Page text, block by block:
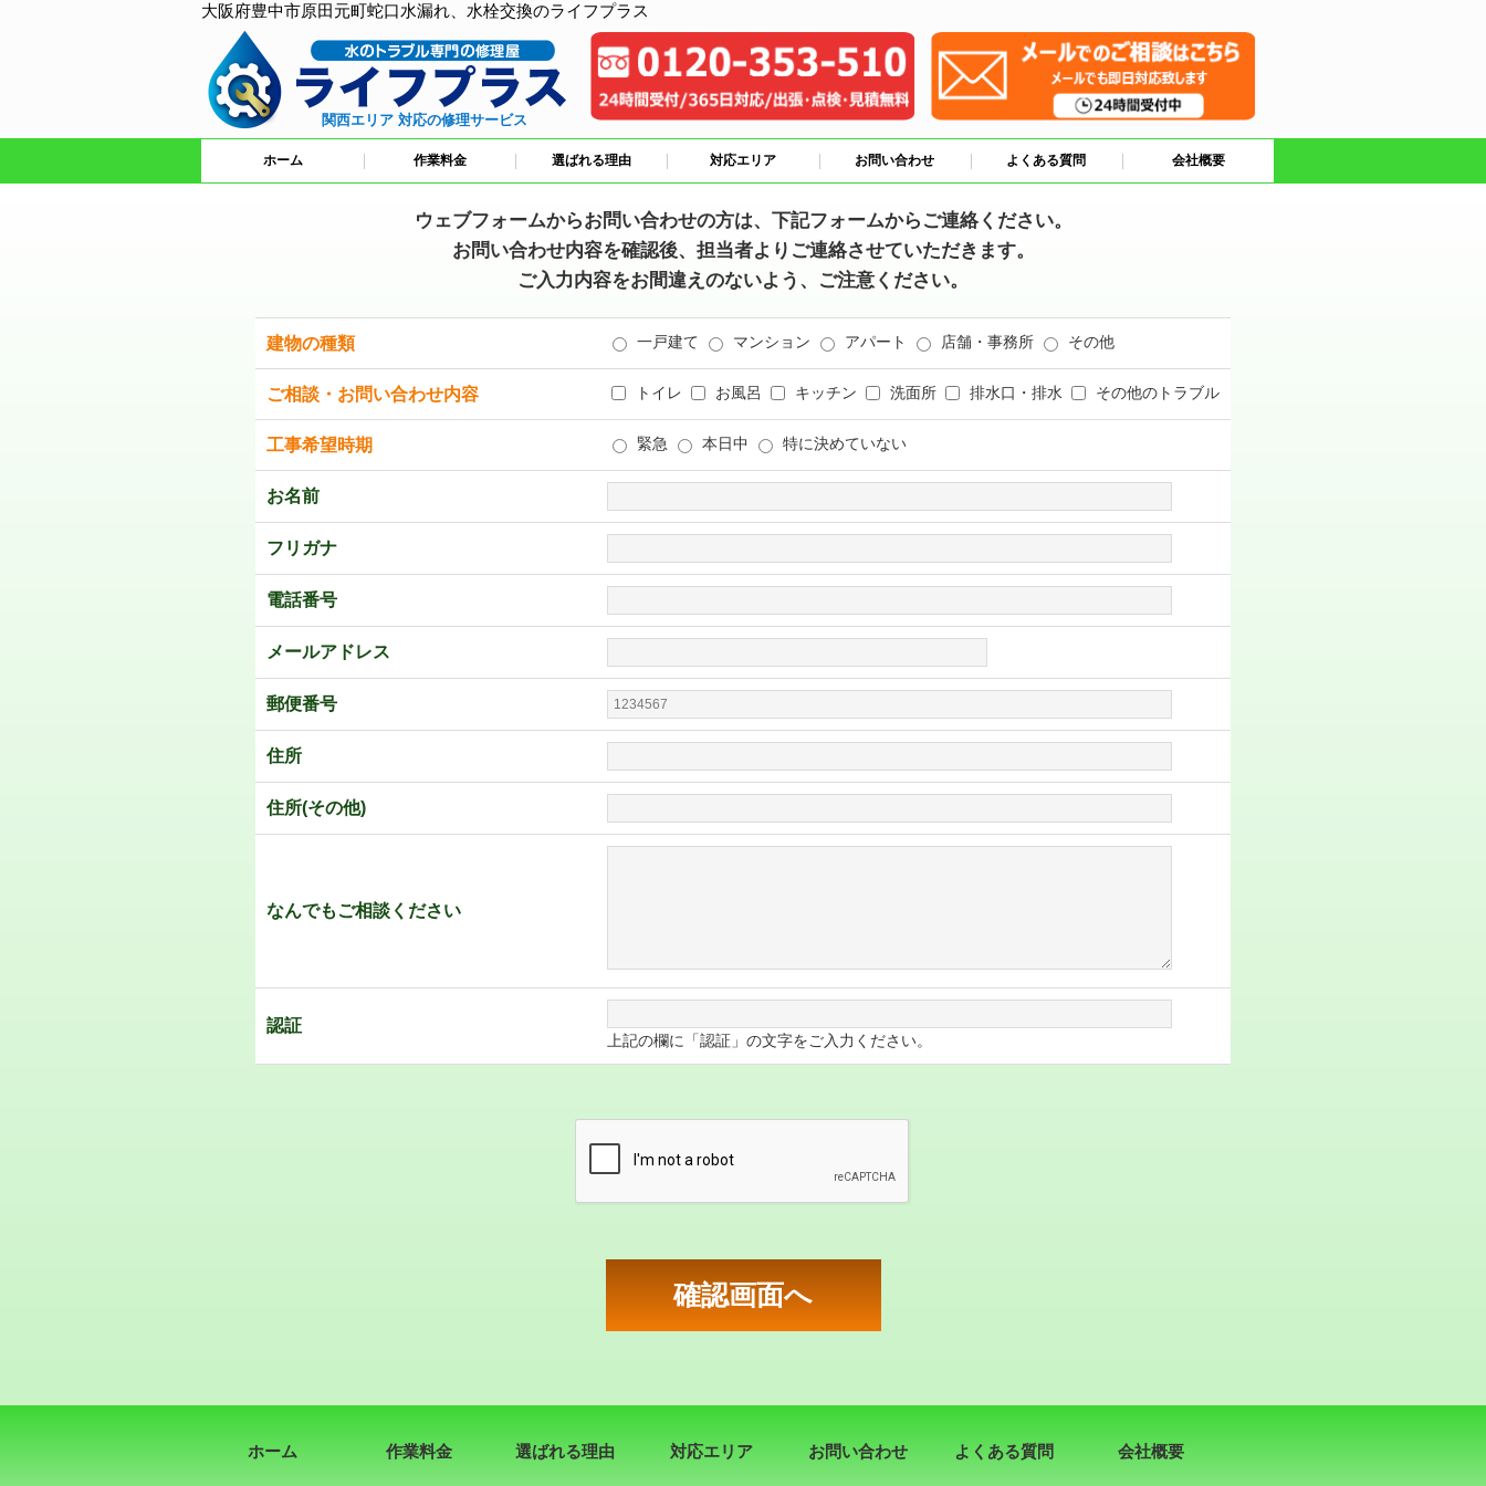
大阪府豊中市原田元町蛇口水漏れ、水栓交換のライフプラス
関西エリア 対応の修理サービス
ホーム 作業料金 選ばれる理由 対応エリア お問い合わせ よくある質問 会社概要
ウェブフォームからお問い合わせの方は、下記フォームからご連絡ください。
お問い合わせ内容を確認後、担当者よりご連絡させていただきます。
ご入力内容をお間違えのないよう、ご注意ください。
建物の種類 一戸建て マンション アパート 店舗・事務所 その他
ご相談・お問い合わせ内容 トイレ お風呂 キッチン 洗面所 排水口・排水 その他のトラブル
工事希望時期 緊急 本日中 特に決めていない
お名前
フリガナ
電話番号
メールアドレス
郵便番号
住所
住所(その他)
なんでもご相談ください
認証
上記の欄に「認証」の文字をご入力ください。
ホーム 作業料金 選ばれる理由 対応エリア お問い合わせ よくある質問 会社概要